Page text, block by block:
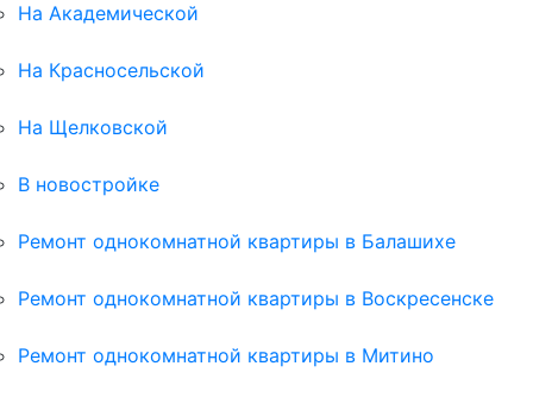
На Академической
На Красносельской
На Щелковской
В новостройке
Ремонт однокомнатной квартиры в Балашихе
Ремонт однокомнатной квартиры в Воскресенске
Ремонт однокомнатной квартиры в Митино